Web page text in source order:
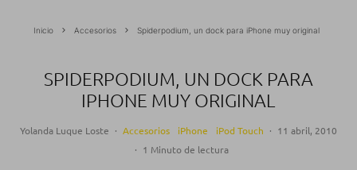
Inicio Accesorios Spiderpodium, un dock para iPhone muy original
SPIDERPODIUM, UN DOCK PARA
IPHONE MUY ORIGINAL
Yolanda Luque Loste · Accesorios iPhone iPod Touch · 11 abril, 2010
· 1 Minuto de lectura